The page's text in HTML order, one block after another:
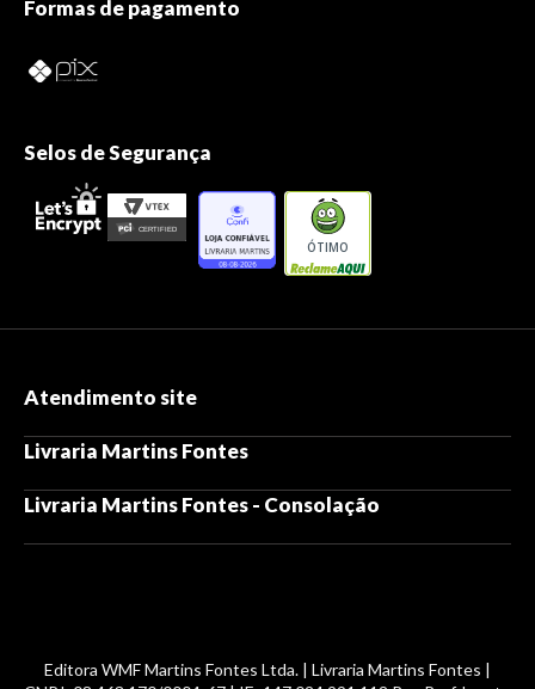
Formas de pagamento
Selos de Segurança
ÓTIMO
Atendimento site
Livraria Martins Fontes
Livraria Martins Fontes - Consolação
Editora WMF Martins Fontes Ltda. | Livraria Martins Fontes |